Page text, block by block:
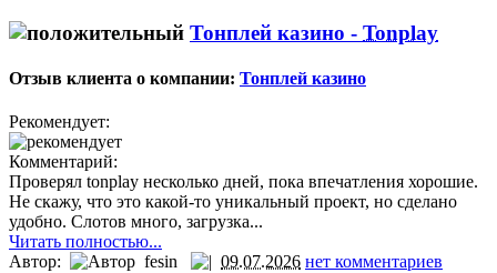
Тонплей казино - Tonplay
Отзыв клиента о компании: Тонплей казино
Рекомендует:
Комментарий:
Проверял tonplay несколько дней, пока впечатления хорошие.
Не скажу, что это какой-то уникальный проект, но сделано
удобно. Слотов много, загрузка...
Читать полностью...
Автор:
fesin 09.07.2026 нет комментариев